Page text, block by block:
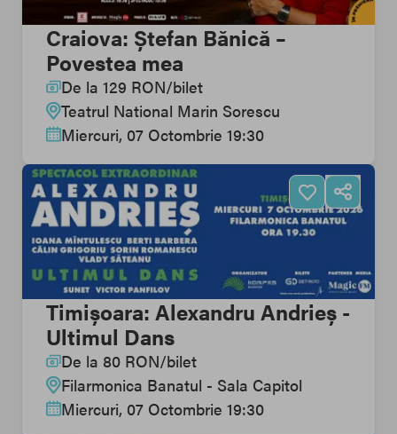
Craiova: Ștefan Bănică –
Povestea mea
De la 129 RON/bilet
Teatrul National Marin Sorescu
Miercuri, 07 Octombrie 19:30
Timișoara: Alexandru Andrieș -
Ultimul Dans
De la 80 RON/bilet
Filarmonica Banatul - Sala Capitol
Miercuri, 07 Octombrie 19:30